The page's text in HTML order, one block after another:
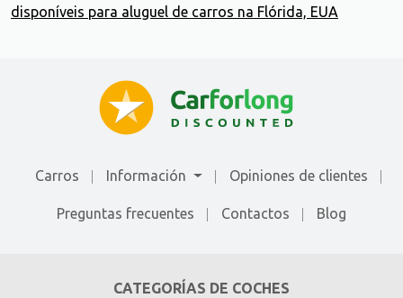
disponíveis para aluguel de carros na Flórida, EUA
Carros Información Opiniones de clientes
Preguntas frecuentes Contactos Blog
CATEGORÍAS DE COCHES